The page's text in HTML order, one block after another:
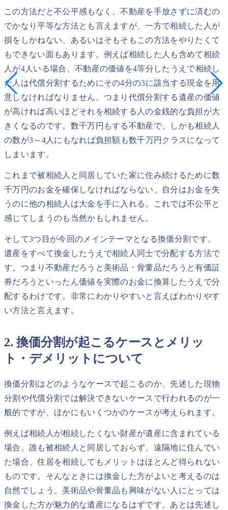
この方法だと不公平感もなく、不動産を手放さずに済むの
でかなり平等な方法とも言えますが、一方で相続した人が
損をしかねない、あるいはそもそもこの方法をやりたくて
もできない面もあります。例えば相続した人も含めて相続
人が4人いる場合、不動産の価値を4等分したうえで相続し
た人は代償分割するためにその4分の3に該当する現金を用
意しなければなりません。つまり代償分割する遺産の価値
が高ければ高いほどそれを相続する人の金銭的な負担が大
きくなるのです。数千万円もする不動産で、しかも相続人
の数が3～4人にもなれば負担額も数千万円クラスになって
しまいます。
これまで被相続人と同居していた家に住み続けるために数
千万円のお金を確保しなければならない、自分はお金を失
うのに他の相続人は大金を手に入れる。これでは不公平と
感じてしまうのも当然かもしれません。
そして3つ目が今回のメインテーマとなる換価分割です。
遺産をすべて換金したうえで相続人同士で分配する方法で
す。つまり不動産だろうと美術品・骨董品だろうと有価証
券だろうといったん価値を実際のお金に換算したうえで分
配するわけです。非常にわかりやすいと言えばわかりやす
い方法と言えます。
2. 換価分割が起こるケースとメリッ
ト・デメリットについて
換価分割はどのようなケースで起こるのか、先述した現物
分割や代償分割では解決できないケースで行われるのが一
般的ですが、ほかにもいくつかのケースが考えられます。
例えば相続人が相続したくない財産が遺産に含まれている
場合。誰も被相続人と同居しておらず、遠隔地に住んでい
た場合、住居を相続してもメリットはほとんど得られない
ものです。そんなときには換金した方がよいと考えるのは
自然でしょう。美術品や骨董品も興味がない人にとっては
換金した方が魅力的な遺産になるはずです。あとは先述し